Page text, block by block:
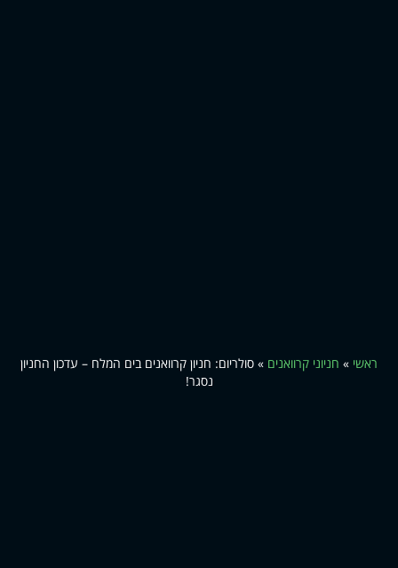
ראשי » חניוני קרוואנים » סולריום: חניון קרוואנים בים המלח – עדכון החניון
נסגר!